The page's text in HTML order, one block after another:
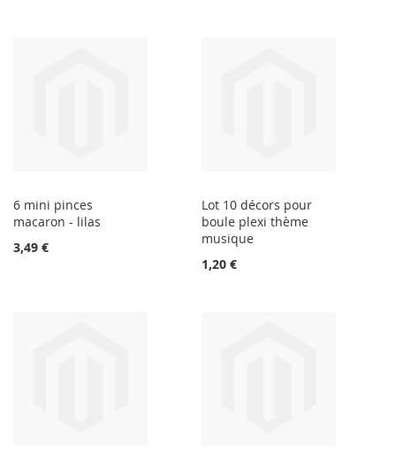
6 mini pinces
macaron - lilas
3,49 €
Lot 10 décors pour
boule plexi thème
musique
1,20 €